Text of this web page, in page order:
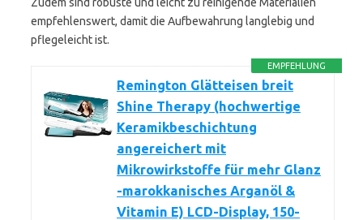
empfehlenswert, damit die Aufbewahrung langlebig und
pflegeleicht ist.
EMPFEHLUNG
Remington Glätteisen breit
Shine Therapy (hochwertige
Keramikbeschichtung
angereichert mit
Mikrowirkstoffe für mehr Glanz
-marokkanisches Arganöl &
Vitamin E) LCD-Display, 150-